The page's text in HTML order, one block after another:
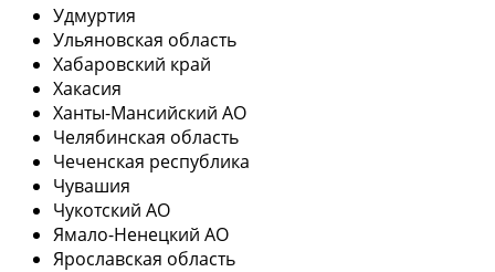
Удмуртия
Ульяновская область
Хабаровский край
Хакасия
Ханты-Мансийский АО
Челябинская область
Чеченская республика
Чувашия
Чукотский АО
Ямало-Ненецкий АО
Ярославская область